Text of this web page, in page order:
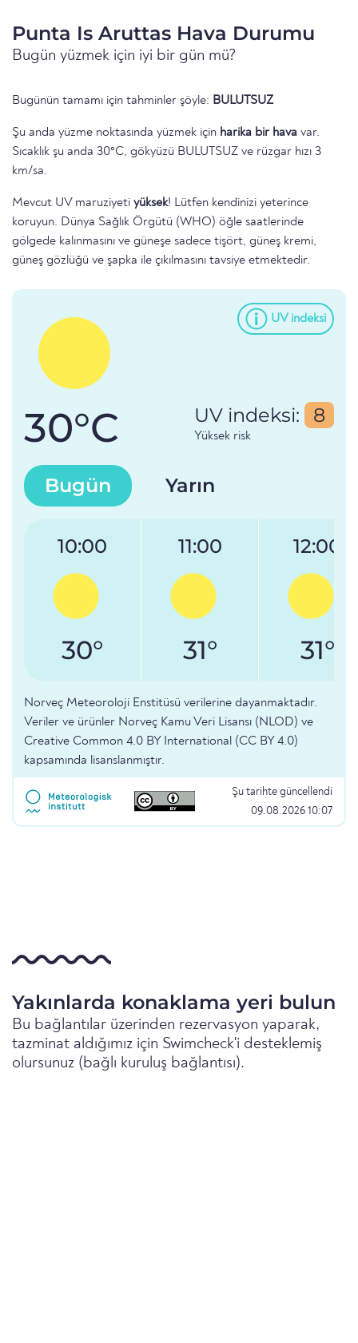
Punta Is Aruttas Hava Durumu
Bugün yüzmek için iyi bir gün mü?
Bugünün tamamı için tahminler şöyle: BULUTSUZ
Şu anda yüzme noktasında yüzmek için harika bir hava var.
Sıcaklık şu anda 30°C, gökyüzü BULUTSUZ ve rüzgar hızı 3
km/sa.
Mevcut UV maruziyeti yüksek! Lütfen kendinizi yeterince
koruyun. Dünya Sağlık Örgütü (WHO) öğle saatlerinde
gölgede kalınmasını ve güneşe sadece tişört, güneş kremi,
güneş gözlüğü ve şapka ile çıkılmasını tavsiye etmektedir.
UV indeksi
30°C UV indeksi: 8
Yüksek risk
Bugün Yarın
10:00
30°
11:00
31°
12:00
31°
Norveç Meteoroloji Enstitüsü verilerine dayanmaktadır.
Veriler ve ürünler Norveç Kamu Veri Lisansı (NLOD) ve
Creative Common 4.0 BY International (CC BY 4.0)
kapsamında lisanslanmıştır.
Şu tarihte güncellendi
09.08.2026 10:07
Yakınlarda konaklama yeri bulun
Bu bağlantılar üzerinden rezervasyon yaparak,
tazminat aldığımız için Swimcheck'i desteklemiş
olursunuz (bağlı kuruluş bağlantısı).